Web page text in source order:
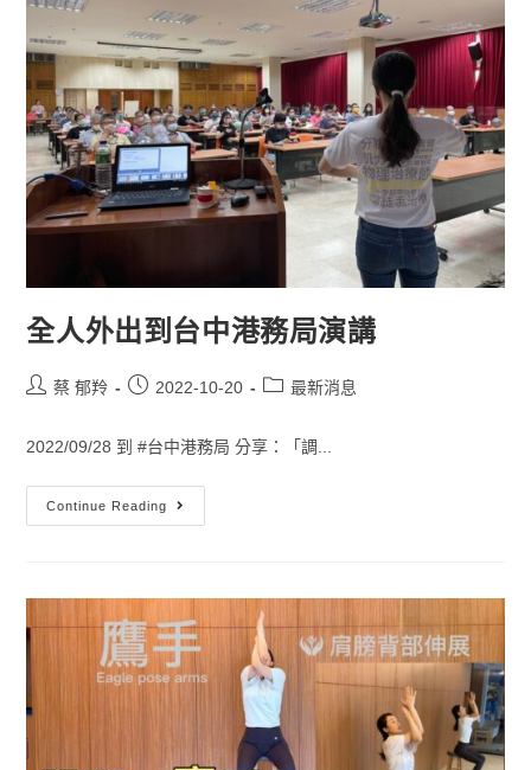
全人外出到台中港務局演講
蔡 郁羚 2022-10-20 最新消息
2022/09/28 到 #台中港務局 分享：「調...
Continue Reading